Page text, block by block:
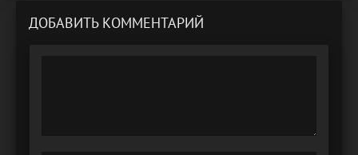
ДОБАВИТЬ КОММЕНТАРИЙ